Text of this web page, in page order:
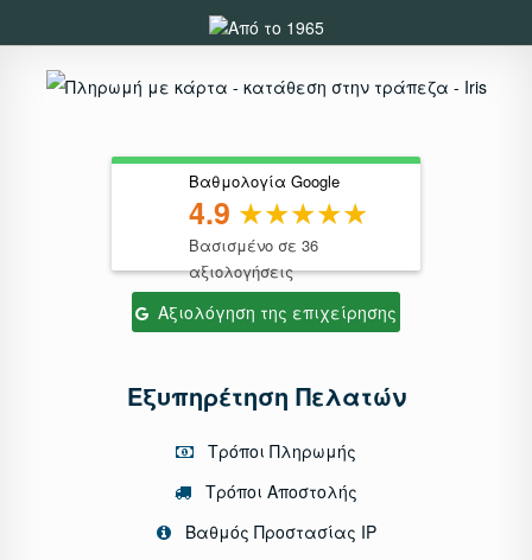
Βαθμολογία Google
4.9
Βασισμένο σε 36
αξιολογήσεις
Αξιολόγηση της επιχείρησης
Εξυπηρέτηση Πελατών
Τρόποι Πληρωμής
Τρόποι Αποστολής
Βαθμός Προστασίας IP